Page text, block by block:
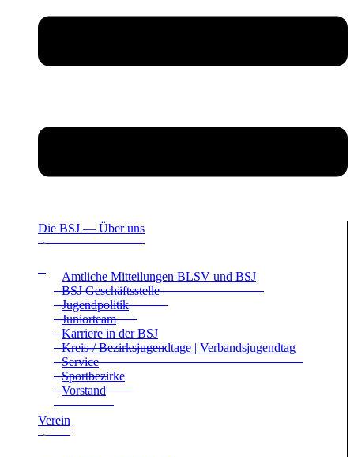
Die BSJ — Über uns
Amt­li­che Mit­tei­lun­gen BLSV und BSJ
BSJ Geschäfts­stelle
Jugend­po­li­tik
Juni­or­team
Kar­riere in der BSJ
Kreis-/ Bezirks­ju­gend­tage | Ver­bands­ju­gend­tag
Ser­vice
Sport­be­zirke
Vor­stand
Ver­ein